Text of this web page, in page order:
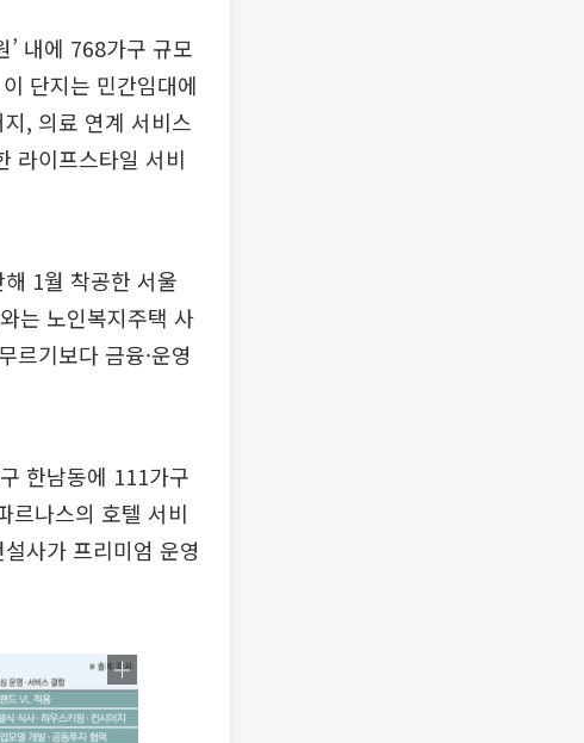
’ 내에 768가구 규모
단지는 민간임대에
, 의료 연계 서비스
라이프스타일 서비
1월 착공한 서울
는 노인복지주택 사
르기보다 금융·운영
한남동에 111가구
르나스의 호텔 서비
사가 프리미엄 운영